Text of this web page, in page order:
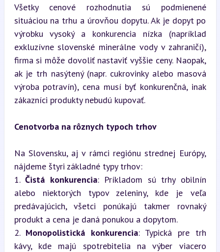
Všetky cenové rozhodnutia sú podmienené
situáciou na trhu a úrovňou dopytu. Ak je dopyt po
výrobku vysoký a konkurencia nízka (napríklad
exkluzívne slovenské minerálne vody v zahraničí),
firma si môže dovoliť nastaviť vyššie ceny. Naopak,
ak je trh nasýtený (napr. cukrovinky alebo masová
výroba potravín), cena musí byť konkurenčná, inak
zákazníci produkty nebudú kupovať.
Cenotvorba na rôznych typoch trhov
Na Slovensku, aj v rámci regiónu strednej Európy,
nájdeme štyri základné typy trhov:
1. Čistá konkurencia: Príkladom sú trhy obilnín
alebo niektorých typov zeleniny, kde je veľa
predávajúcich, všetci ponúkajú takmer rovnaký
produkt a cena je daná ponukou a dopytom.
2. Monopolistická konkurencia: Typická pre trh
kávy, kde majú spotrebitelia na výber viacero